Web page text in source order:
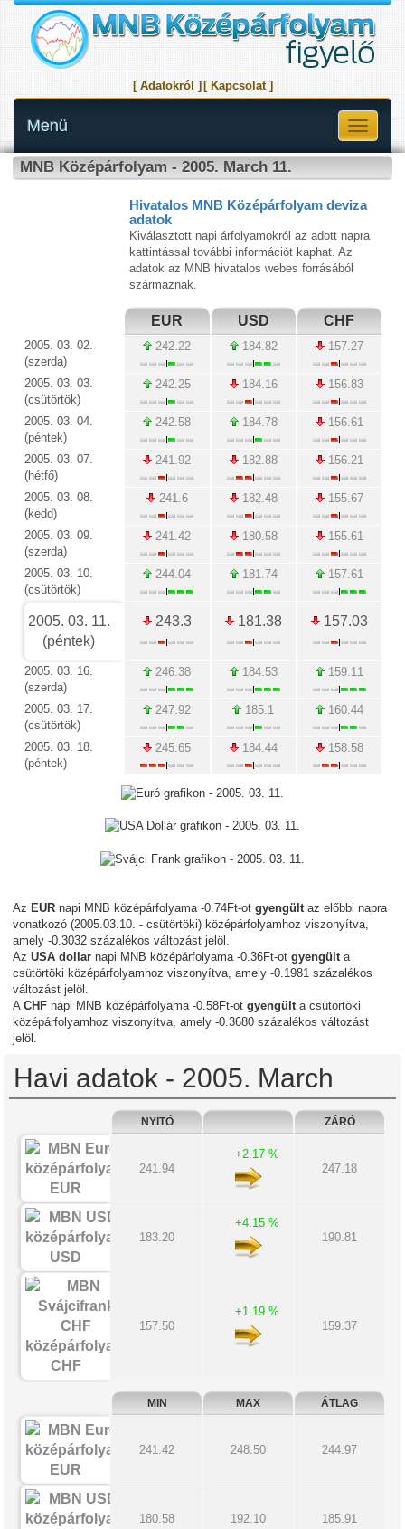
[ Adatokról ] [ Kapcsolat ]
Toggle
Menü
MNB Középárfolyam - 2005. March 11.
Hivatalos MNB Középárfolyam deviza
adatok
Kiválasztott napi árfolyamokról az adott napra
kattintással további információt kaphat. Az
adatok az MNB hivatalos webes forrásából
származnak.
EUR USD CHF
2005. 03. 02.
(szerda)
242.22 184.82 157.27
2005. 03. 03.
(csütörtök)
242.25 184.16 156.83
2005. 03. 04.
(péntek)
242.58 184.78 156.61
2005. 03. 07.
(hétfő)
241.92 182.88 156.21
2005. 03. 08.
(kedd)
241.6 182.48 155.67
2005. 03. 09.
(szerda)
241.42 180.58 155.61
2005. 03. 10.
(csütörtök)
244.04 181.74 157.61
2005. 03. 11.
(péntek)
243.3 181.38 157.03
2005. 03. 16.
(szerda)
246.38 184.53 159.11
2005. 03. 17.
(csütörtök)
247.92 185.1 160.44
2005. 03. 18.
(péntek)
245.65 184.44 158.58
Az EUR napi MNB középárfolyama -0.74Ft-ot gyengült az előbbi napra
vonatkozó (2005.03.10. - csütörtöki) középárfolyamhoz viszonyítva,
amely -0.3032 százalékos változást jelöl.
Az USA dollar napi MNB középárfolyama -0.36Ft-ot gyengült a
csütörtöki középárfolyamhoz viszonyítva, amely -0.1981 százalékos
változást jelöl.
A CHF napi MNB középárfolyama -0.58Ft-ot gyengült a csütörtöki
középárfolyamhoz viszonyítva, amely -0.3680 százalékos változást
jelöl.
Havi adatok - 2005. March
NYITÓ ZÁRÓ
EUR
241.94
+2.17 %
247.18
USD
183.20
+4.15 %
190.81
CHF
157.50
+1.19 %
159.37
MIN MAX ÁTLAG
EUR
241.42 248.50 244.97
180.58 192.10 185.91